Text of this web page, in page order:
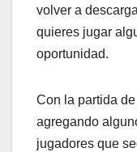
volver a
quieres jugar
oportunidad.
Con la partida
agregando
jugadores que